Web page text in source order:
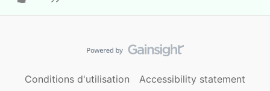
Conditions d'utilisation Accessibility statement